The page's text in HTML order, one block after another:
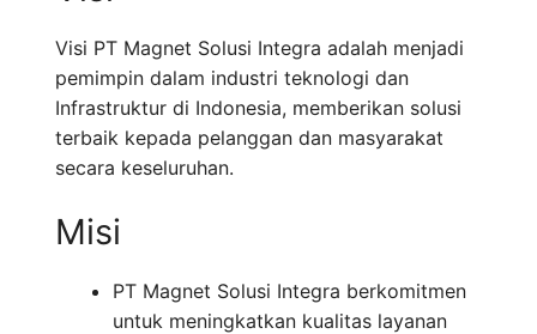
Visi PT Magnet Solusi Integra adalah menjadi
pemimpin dalam industri teknologi dan
Infrastruktur di Indonesia, memberikan solusi
terbaik kepada pelanggan dan masyarakat
secara keseluruhan.
Misi
PT Magnet Solusi Integra berkomitmen
untuk meningkatkan kualitas layanan